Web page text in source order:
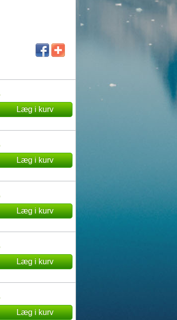
Læg i kurv
Læg i kurv
Læg i kurv
Læg i kurv
Læg i kurv